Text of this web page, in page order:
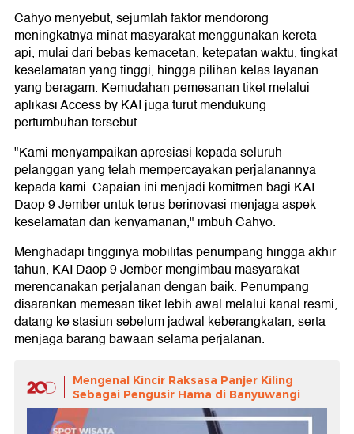
Cahyo menyebut, sejumlah faktor mendorong
meningkatnya minat masyarakat menggunakan kereta
api, mulai dari bebas kemacetan, ketepatan waktu, tingkat
keselamatan yang tinggi, hingga pilihan kelas layanan
yang beragam. Kemudahan pemesanan tiket melalui
aplikasi Access by KAI juga turut mendukung
pertumbuhan tersebut.
"Kami menyampaikan apresiasi kepada seluruh
pelanggan yang telah mempercayakan perjalanannya
kepada kami. Capaian ini menjadi komitmen bagi KAI
Daop 9 Jember untuk terus berinovasi menjaga aspek
keselamatan dan kenyamanan," imbuh Cahyo.
Menghadapi tingginya mobilitas penumpang hingga akhir
tahun, KAI Daop 9 Jember mengimbau masyarakat
merencanakan perjalanan dengan baik. Penumpang
disarankan memesan tiket lebih awal melalui kanal resmi,
datang ke stasiun sebelum jadwal keberangkatan, serta
menjaga barang bawaan selama perjalanan.
Mengenal Kincir Raksasa Panjer Kiling
Sebagai Pengusir Hama di Banyuwangi